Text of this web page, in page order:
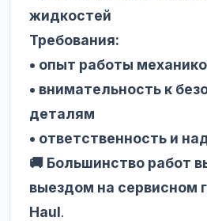
жидкостей
Требования:
• опыт работы
• внимательность к
деталям
• ответственность и
🚚 Большинство работ
выездом на сервисном
Haul.